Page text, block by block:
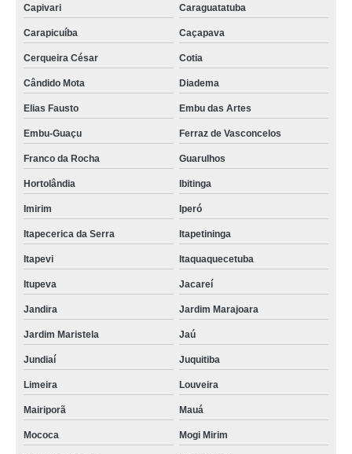
Capivari Caraguatatuba
Carapicuíba Caçapava
Cerqueira César Cotia
Cândido Mota Diadema
Elias Fausto Embu das Artes
Embu-Guaçu Ferraz de Vasconcelos
Franco da Rocha Guarulhos
Hortolândia Ibitinga
Imirim Iperó
Itapecerica da Serra Itapetininga
Itapevi Itaquaquecetuba
Itupeva Jacareí
Jandira Jardim Marajoara
Jardim Maristela Jaú
Jundiaí Juquitiba
Limeira Louveira
Mairiporã Mauá
Mococa Mogi Mirim